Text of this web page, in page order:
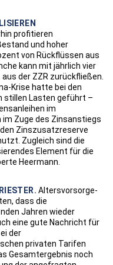
profitieren
und hoher
von Rückflüssen aus
kann mit jährlich vier
der ZZR zurückfließen.
Krise hatte bei den
stillen Lasten geführt –
im
Zuge des Zinsanstiegs
Zinszusatzreserve
Zugleich sind die
Element für die
Heermann.
Altersvorsorge-
dass die
Jahren wieder
eine gute Nachricht für
der
privaten Tarifen
Gesamtergebnis noch